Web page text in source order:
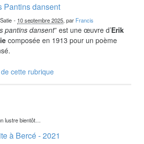
Pantins dansent
- 10 septembre 2025, par Francis
pantins dansent” est une œuvre d’Erik
composée en 1913 pour un poème
cette rubrique
lustre bientôt…
à Bercé - 2021